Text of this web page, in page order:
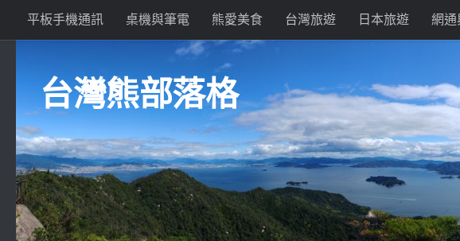
Skip to content
平板手機通訊 桌機與筆電 熊愛美食 台灣旅遊 日本旅遊 網通
台灣熊部落格